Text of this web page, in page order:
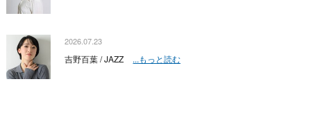
2026.07.23
吉野百葉 / JAZZ ...もっと読む